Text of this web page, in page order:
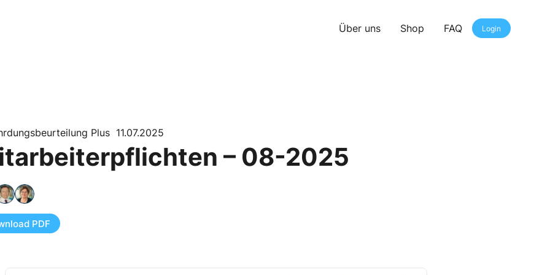
Über uns Shop FAQ Login
Plus 11.07.2025
– 08-2025
PDF